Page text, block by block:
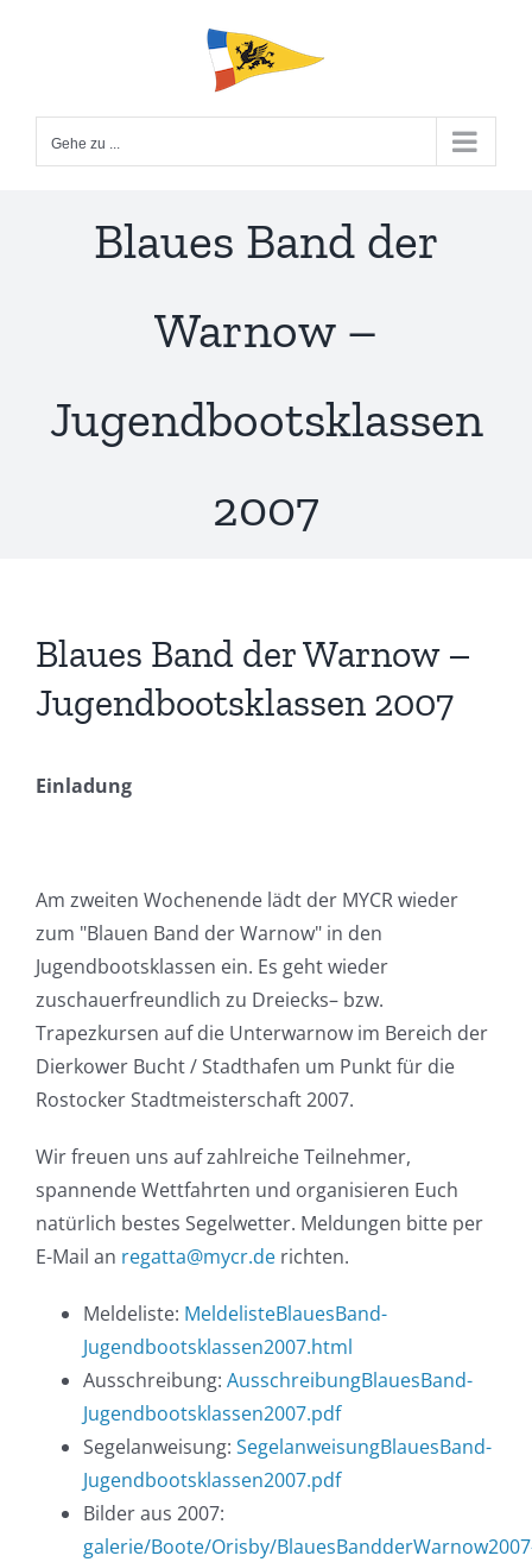
Gehe zu ...
Blaues Band der
Warnow –
Jugendbootsklassen
2007
Blaues Band der Warnow –
Jugendbootsklassen 2007
Einladung
Am zweiten Wochenende lädt der MYCRwieder
zum "Blauen Band derWarnow" in den
Jugendbootsklassen ein. Es gehtwieder
zuschauerfreundlich zu Dreiecks– bzw.
Trapezkursen aufdie Unterwarnow im Bereich der
Dierkower Bucht/Stadthafen um Punktfür die
RostockerStadtmeisterschaft2007.
Wirfreuen uns aufzahlreicheTeilnehmer,
spannendeWettfahrten und organisieren Euch
natürlich bestes Segelwetter. Meldungen bitte per
E-Mail an regatta@mycr.de richten.
Meldeliste: MeldelisteBlauesBand-
Jugendbootsklassen2007.html
Ausschreibung: AusschreibungBlauesBand-
Jugendbootsklassen2007.pdf
Segelanweisung: SegelanweisungBlauesBand-
Jugendbootsklassen2007.pdf
Bilder aus 2007:
galerie/Boote/Orisby/